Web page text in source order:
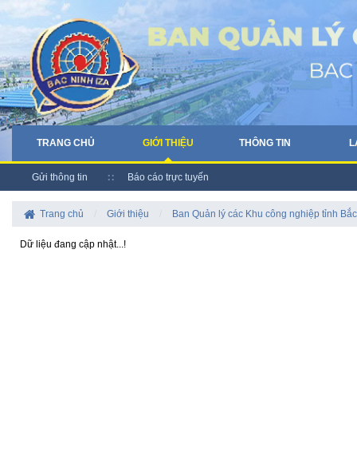
TRANG CHỦ GIỚI THIỆU THÔNG TIN
Gửi thông tin Báo cáo trực tuyến
Trang chủ Giới thiệu Ban Quản lý các Khu công nghiệp tỉnh
Dữ liệu đang cập nhật...!